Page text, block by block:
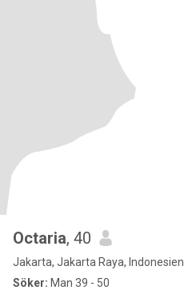
Octaria, 40
Jakarta, Jakarta Raya, Indonesien
Söker: Man 39 - 50